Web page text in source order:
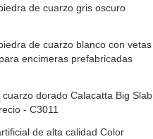
de cuarzo gris oscuro
de cuarzo blanco con vetas
encimeras prefabricadas
cuarzo dorado Calacatta Big Slab
- C3011
de alta calidad Color